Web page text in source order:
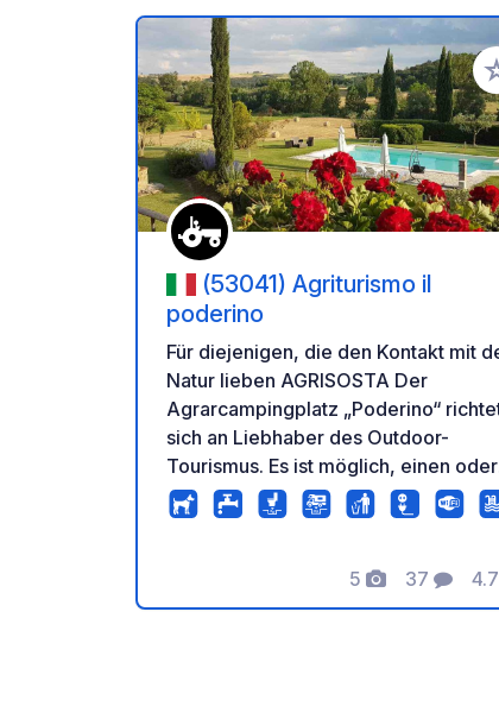
(53041) Agriturismo il
poderino
Für diejenigen, die den Kontakt mit
Natur lieben AGRISOSTA Der
Agrarcampingplatz „Poderino“
sich an Liebhaber des Outdoor-
Tourismus. Es ist möglich, einen oder
mehrere Tage im Poderino di
anzuhalten, um die Schönheiten
Leidenschaft für ein Leben in Freiheit
mit den bäuerlichen Traditionen des
5
Fotos
37 4.7